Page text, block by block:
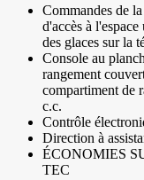
Commandes de
d'accès à
des glaces sur la
Console au
rangement
compartiment de
c.c.
Contrôle
Direction à
ÉCONOMIES
TEC